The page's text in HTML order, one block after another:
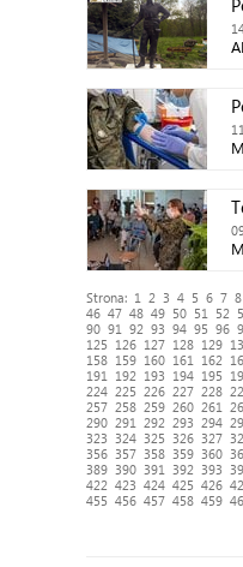
Strona: 1 2 3 4 5 6 7 8
46 47 48 49 50 51 52
90 91 92 93 94 95 96
125
126 127 128 129
158 159 160 161 162
191
192 193 194 195
224 225 226 227 228
257 258 259 260 261
290 291 292 293 294
323
324 325 326 327
356 357 358 359 360
389 390 391 392 393
422 423 424 425 426
455 456 457 458 459